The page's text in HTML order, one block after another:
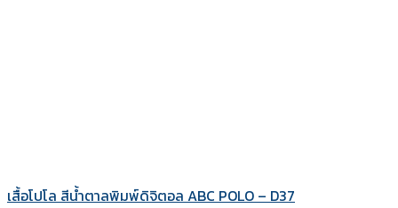
เสื้อโปโล สีน้ำตาลพิมพ์ดิจิตอล ABC POLO – D37